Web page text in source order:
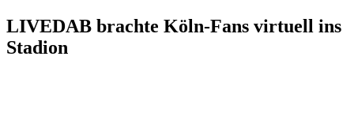
LIVEDAB brachte Köln-Fans virtuell ins
Stadion